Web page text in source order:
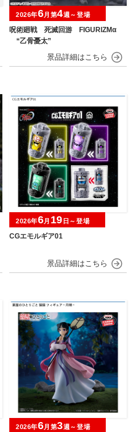
呪術廻戦 死滅回游 FIGURIZMα
“乙骨憂太”
2026年6月第4週～登場
CGエモルギア01
2026年6月 19 日～登場
2026年6月第3週～登場